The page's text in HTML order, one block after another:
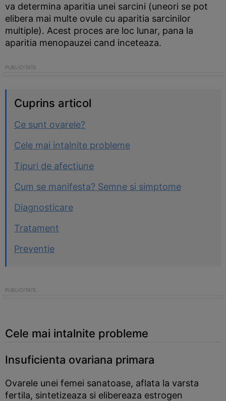
va determina aparitia unei sarcini (uneori se pot
elibera mai multe ovule cu aparitia sarcinilor
multiple). Acest proces are loc lunar, pana la
aparitia menopauzei cand inceteaza.
Cuprins articol
Ce sunt ovarele?
Cele mai intalnite probleme
Tipuri de afectiune
Cum se manifesta? Semne si simptome
Diagnosticare
Tratament
Preventie
Cele mai intalnite probleme
Insuficienta ovariana primara
Ovarele unei femei sanatoase, aflata la varsta
fertila, sintetizeaza si elibereaza estrogen